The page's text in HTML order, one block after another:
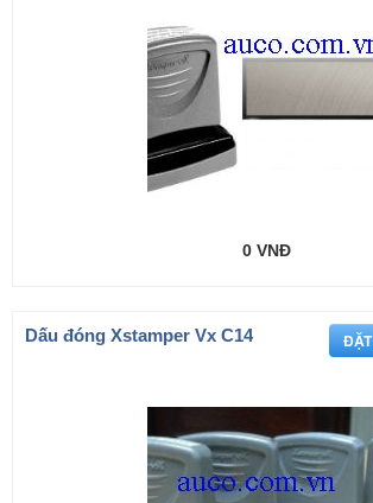
0 VNĐ
Dấu đóng Xstamper Vx C14